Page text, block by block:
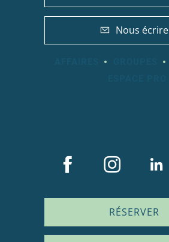
Nous écrire
RÉSERVER